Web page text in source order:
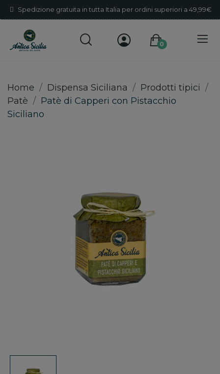
Spedizione gratuita in tutta Italia per ordini superiori a 49,99€
0
Home Dispensa Siciliana
Prodotti tipici
Patè
Patè di Capperi con Pistacchio
Siciliano